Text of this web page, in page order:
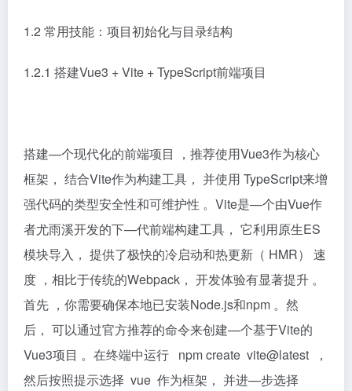
1.2 常用技能：项目初始化与目录结构
1.2.1 搭建Vue3 + Vite + TypeScript前端项目
搭建—个现代化的前端项目 ，推荐使用Vue3作为核心
框架， 结合Vite作为构建工具， 并使用 TypeScript来增
强代码的类型安全性和可维护性 。Vite是—个由Vue作
者尤雨溪开发的下—代前端构建工具， 它利用原生ES
模块导入， 提供了极快的冷启动和热更新（ HMR） 速
度 ，相比于传统的Webpack， 开发体验有显著提升 。
首先 ，你需要确保本地已安装Node.js和npm 。然
后， 可以通过官方推荐的命令来创建—个基于Vite的
Vue3项目 。在终端中运行 npm create vite@latest ，
然后按照提示选择 vue 作为框架， 并进—步选择